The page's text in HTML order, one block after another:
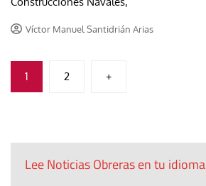
Víctor Manuel Santidrián Arias
Paginación
de
1 2 +
Lee Noticias Obreras en tu idioma